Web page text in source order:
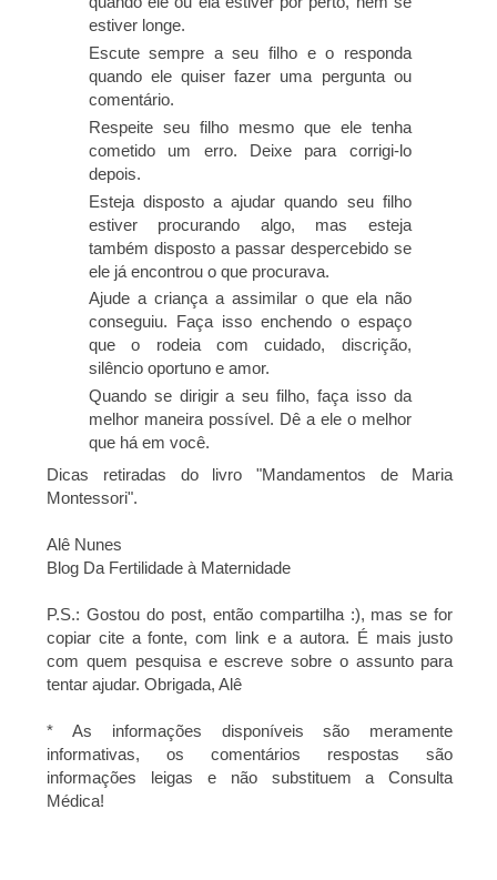
estiver longe.
Escute sempre a seu filho e o responda
quando ele quiser fazer uma pergunta ou
comentário.
Respeite seu filho mesmo que ele tenha
cometido um erro. Deixe para corrigi-lo
depois.
Esteja disposto a ajudar quando seu filho
estiver procurando algo, mas esteja
também disposto a passar despercebido se
ele já encontrou o que procurava.
Ajude a criança a assimilar o que ela não
conseguiu. Faça isso enchendo o espaço
que o rodeia com cuidado, discrição,
silêncio oportuno e amor.
Quando se dirigir a seu filho, faça isso da
melhor maneira possível. Dê a ele o melhor
que há em você.
Dicas retiradas do livro "Mandamentos de Maria
Montessori".
Alê Nunes
Blog Da Fertilidade à Maternidade
P.S.: Gostou do post, então compartilha :), mas se for
copiar cite a fonte, com link e a autora. É mais justo
com quem pesquisa e escreve sobre o assunto para
tentar ajudar. Obrigada, Alê
* As informações disponíveis são meramente
informativas, os comentários respostas são
informações leigas e não substituem a Consulta
Médica!